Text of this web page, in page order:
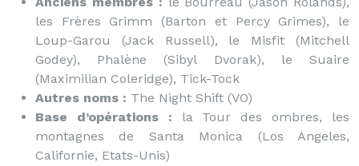
les Frères Grimm (Barton et Percy Grimes), le
Loup-Garou (Jack Russell), le Misfit (Mitchell
Godey), Phalène (Sibyl Dvorak), le Suaire
(Maximilian Coleridge), Tick-Tock
Autres noms : The Night Shift (VO)
Base d’opérations : la Tour des ombres, les
montagnes de Santa Monica (Los Angeles,
Californie, Etats-Unis)